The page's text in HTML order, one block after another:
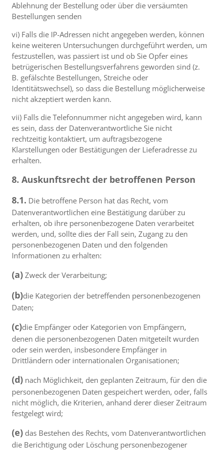
Ablehnung der Bestellung oder über die versäumten
Bestellungen senden
vi) Falls die IP-Adressen nicht angegeben werden, können
keine weiteren Untersuchungen durchgeführt werden, um
festzustellen, was passiert ist und ob Sie Opfer eines
betrügerischen Bestellungsverfahrens geworden sind (z.
B. gefälschte Bestellungen, Streiche oder
Identitätswechsel), so dass die Bestellung möglicherweise
nicht akzeptiert werden kann.
vii) Falls die Telefonnummer nicht angegeben wird, kann
es sein, dass der Datenverantwortliche Sie nicht
rechtzeitig kontaktiert, um auftragsbezogene
Klarstellungen oder Bestätigungen der Lieferadresse zu
erhalten.
8. Auskunftsrecht der betroffenen Person
8.1. Die betroffene Person hat das Recht, vom
Datenverantwortlichen eine Bestätigung darüber zu
erhalten, ob ihre personenbezogene Daten verarbeitet
werden, und, sollte dies der Fall sein, Zugang zu den
personenbezogenen Daten und den folgenden
Informationen zu erhalten:
(a) Zweck der Verarbeitung;
(b)die Kategorien der betreffenden personenbezogenen
Daten;
(c)die Empfänger oder Kategorien von Empfängern,
denen die personenbezogenen Daten mitgeteilt wurden
oder sein werden, insbesondere Empfänger in
Drittländern oder internationalen Organisationen;
(d) nach Möglichkeit, den geplanten Zeitraum, für den die
personenbezogenen Daten gespeichert werden, oder, falls
nicht möglich, die Kriterien, anhand derer dieser Zeitraum
festgelegt wird;
(e) das Bestehen des Rechts, vom Datenverantwortlichen
die Berichtigung oder Löschung personenbezogener